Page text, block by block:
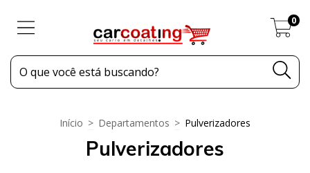
0
Início > Departamentos > Pulverizadores
Pulverizadores